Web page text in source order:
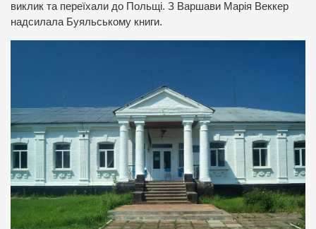
виклик та переїхали до Польщі. З Варшави Марія Веккер
надсилала Буяльському книги.